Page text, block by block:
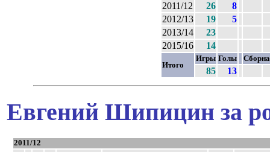
2011/12
26
8
2012/13
19
5
2013/14
23
2015/16
14
Итого
Игры Голы
85 13
Евгений Шипицин за
2011/12